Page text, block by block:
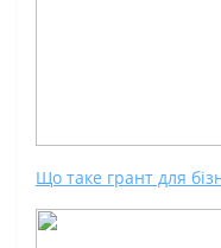
Що таке грант для